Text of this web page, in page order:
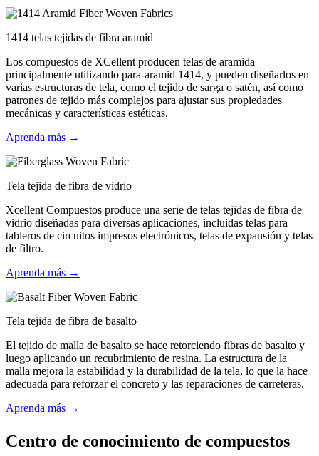
1414 telas tejidas de fibra aramid
Los compuestos de XCellent producen telas de aramida
principalmente utilizando para-aramid 1414, y pueden diseñarlos en
varias estructuras de tela, como el tejido de sarga o satén, así como
patrones de tejido más complejos para ajustar sus propiedades
mecánicas y características estéticas.
Aprenda más →
Tela tejida de fibra de vidrio
Xcellent Compuestos produce una serie de telas tejidas de fibra de
vidrio diseñadas para diversas aplicaciones, incluidas telas para
tableros de circuitos impresos electrónicos, telas de expansión y telas
de filtro.
Aprenda más →
Tela tejida de fibra de basalto
El tejido de malla de basalto se hace retorciendo fibras de basalto y
luego aplicando un recubrimiento de resina. La estructura de la
malla mejora la estabilidad y la durabilidad de la tela, lo que la hace
adecuada para reforzar el concreto y las reparaciones de carreteras.
Aprenda más →
Centro de conocimiento de compuestos